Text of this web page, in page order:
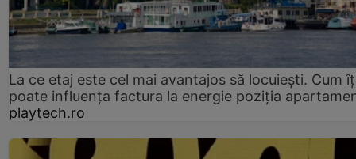
La ce etaj este cel mai avantajos să locuiești. Cum
poate influența factura la energie poziția
playtech.ro